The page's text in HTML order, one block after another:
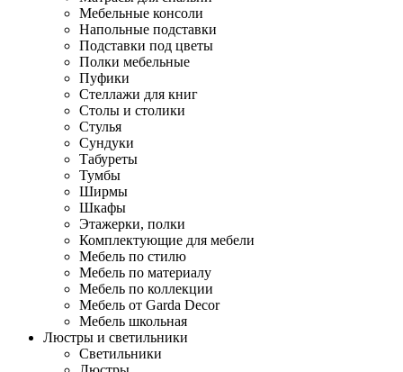
Мебельные консоли
Напольные подставки
Подставки под цветы
Полки мебельные
Пуфики
Стеллажи для книг
Столы и столики
Стулья
Сундуки
Табуреты
Тумбы
Ширмы
Шкафы
Этажерки, полки
Комплектующие для мебели
Мебель по стилю
Мебель по материалу
Мебель по коллекции
Мебель от Garda Decor
Мебель школьная
Люстры и светильники
Светильники